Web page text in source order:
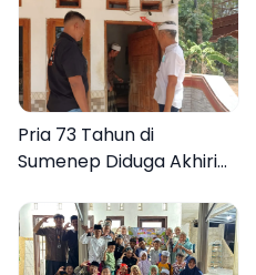
Pria 73 Tahun di
Sumenep Diduga Akhiri